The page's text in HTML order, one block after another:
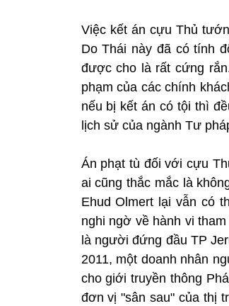
Việc kết án cựu Thủ
Do Thái này đã có tính
được cho là rất cứng
phạm của các chính
nếu bị kết án có tội thì
lịch sử của ngành Tư
Án phạt tù đối với cựu
ai cũng thắc mắc là
Ehud Olmert lại vẫn có
nghi ngờ về hành vi
là người đứng đầu TP
2011, một doanh nhân
cho giới truyền thông
đơn vị "sân sau" của thị